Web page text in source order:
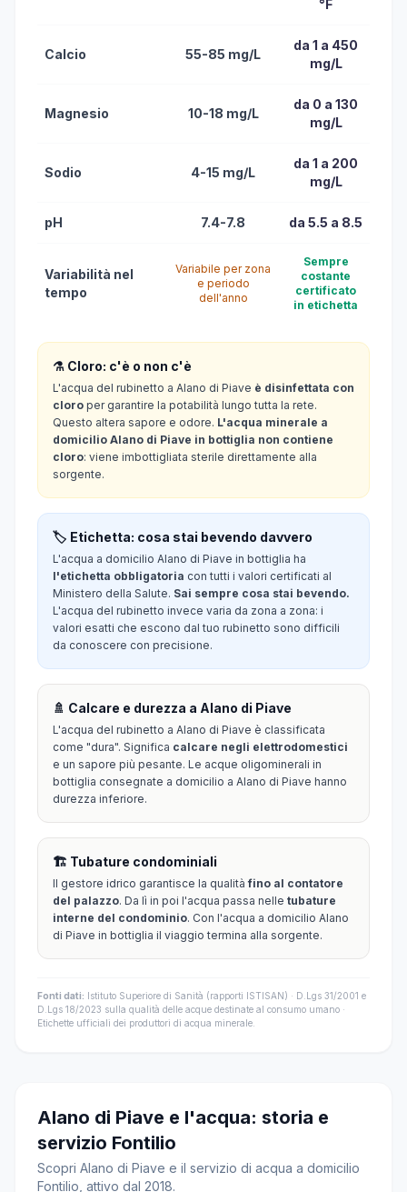
°F
Calcio 55-85 mg/L
da 1 a 450
mg/L
Magnesio 10-18 mg/L
da 0 a 130
mg/L
Sodio 4-15 mg/L
da 1 a 200
mg/L
pH 7.4-7.8 da 5.5 a 8.5
Variabilità nel
tempo
Variabile per zona
e periodo
dell'anno
Sempre
costante
certificato
in etichetta
⚗️ Cloro: c'è o non c'è
L'acqua del rubinetto a Alano di Piave è disinfettata con
cloro per garantire la potabilità lungo tutta la rete.
Questo altera sapore e odore. L'acqua minerale a
domicilio Alano di Piave in bottiglia non contiene
cloro: viene imbottigliata sterile direttamente alla
sorgente.
🏷️ Etichetta: cosa stai bevendo davvero
L'acqua a domicilio Alano di Piave in bottiglia ha
l'etichetta obbligatoria con tutti i valori certificati al
Ministero della Salute. Sai sempre cosa stai bevendo.
L'acqua del rubinetto invece varia da zona a zona: i
valori esatti che escono dal tuo rubinetto sono difficili
da conoscere con precisione.
🚿 Calcare e durezza a Alano di Piave
L'acqua del rubinetto a Alano di Piave è classificata
come "dura". Significa calcare negli elettrodomestici
e un sapore più pesante. Le acque oligominerali in
bottiglia consegnate a domicilio a Alano di Piave hanno
durezza inferiore.
🏗️ Tubature condominiali
Il gestore idrico garantisce la qualitàfino al contatore
del palazzo. Da lì in poi l'acqua passa nelle tubature
interne del condominio. Con l'acqua a domicilio Alano
di Piave in bottiglia il viaggio termina alla sorgente.
Fonti dati: Istituto Superiore di Sanità (rapporti ISTISAN) · D.Lgs 31/2001 e
D.Lgs 18/2023 sulla qualità delle acque destinate al consumo umano ·
Etichette ufficiali dei produttori di acqua minerale.
Alano di Piave e l'acqua: storia e
servizio Fontilio
Scopri Alano di Piave e il servizio di acqua a domicilio
Fontilio, attivo dal 2018.